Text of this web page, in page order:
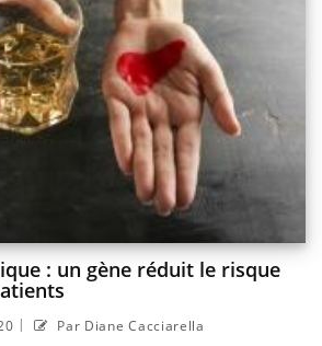
: un gène réduit le risque
| Par Diane Cacciarella